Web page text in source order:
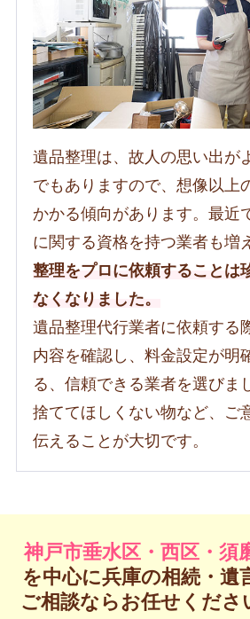
遺品整理は、故人の思い出が
でもありますので、想像以上
かかる傾向があります。最近
に関する資格を持つ業者も増
整理をプロに依頼することは
なくなりました。
遺品整理代行業者に依頼する
内容を確認し、料金設定が明
る、信頼できる業者を選びま
捨ててほしくない物など、ご
伝えることが大切です。
神戸市垂水区・西区・須
を中心に兵庫の相続・遺
ご相談ならお任せくださ